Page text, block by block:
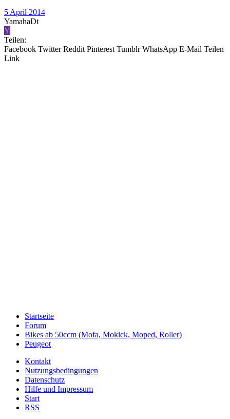
5 April 2014
YamahaDt
Y
Teilen:
Facebook Twitter Reddit Pinterest Tumblr WhatsApp E-Mail Teilen
Link
Startseite
Forum
Bikes ab 50ccm (Mofa, Mokick, Moped, Roller)
Peugeot
Kontakt
Nutzungsbedingungen
Datenschutz
Hilfe und Impressum
Start
RSS